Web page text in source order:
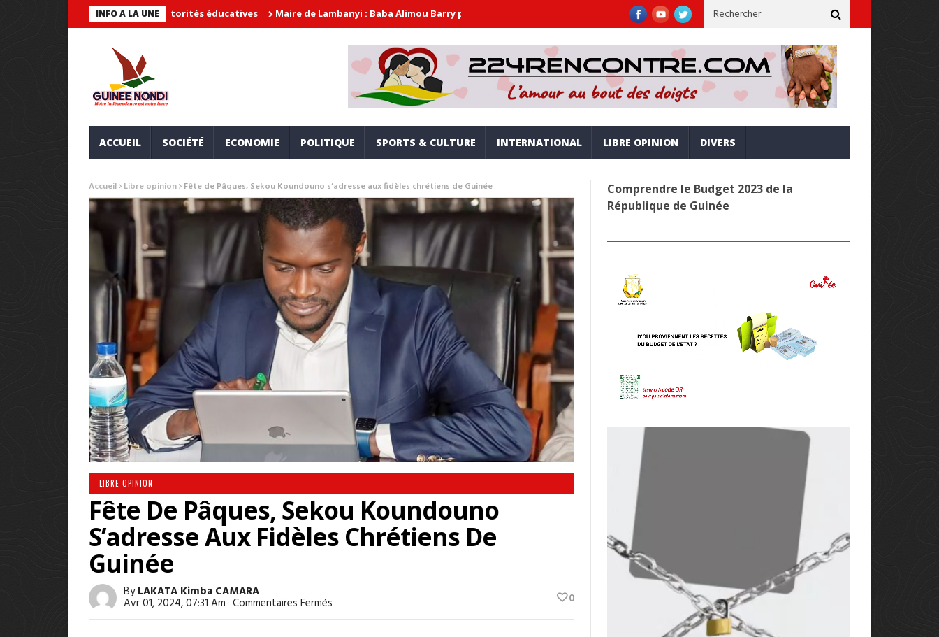
INFO A LA UNE
et met en cause les autorités éducatives Maire de Lambanyi : Baba Alimou Barry promet une gouvernance moderne, inclusive et alignée sur la vision Simandou 2040 Administration publique :
ACCUEIL SOCIÉTÉ ECONOMIE POLITIQUE SPORTS & CULTURE INTERNATIONAL LIBRE OPINION DIVERS
Accueil Libre opinion Fête de Pâques, Sekou Koundouno s’adresse aux fidèles chrétiens de Guinée
LIBRE OPINION
Fête De Pâques, Sekou Koundouno
S’adresse Aux Fidèles Chrétiens De
Guinée
ByLAKATA Kimba CAMARA
Avr 01, 2024, 07:31 Am Commentaires Fermés
De
0
Comprendre le Budget 2023 de la
République de Guinée